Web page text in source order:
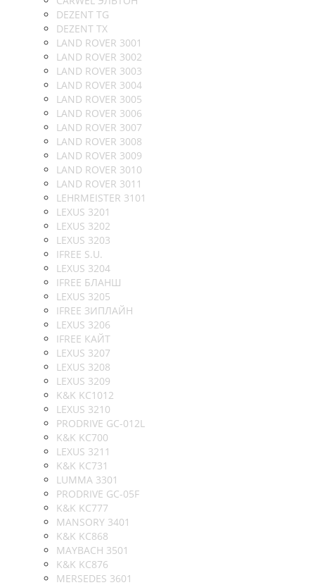
DEZENT TG
DEZENT TX
LAND ROVER 3001
LAND ROVER 3002
LAND ROVER 3003
LAND ROVER 3004
LAND ROVER 3005
LAND ROVER 3006
LAND ROVER 3007
LAND ROVER 3008
LAND ROVER 3009
LAND ROVER 3010
LAND ROVER 3011
LEHRMEISTER 3101
LEXUS 3201
LEXUS 3202
LEXUS 3203
IFREE S.U.
LEXUS 3204
IFREE БЛАНШ
LEXUS 3205
IFREE ЗИПЛАЙН
LEXUS 3206
IFREE КАЙТ
LEXUS 3207
LEXUS 3208
LEXUS 3209
K&K KC1012
LEXUS 3210
PRODRIVE GC-012L
K&K KC700
LEXUS 3211
K&K KC731
LUMMA 3301
PRODRIVE GC-05F
K&K KC777
MANSORY 3401
K&K KC868
MAYBACH 3501
K&K KC876
MERSEDES 3601